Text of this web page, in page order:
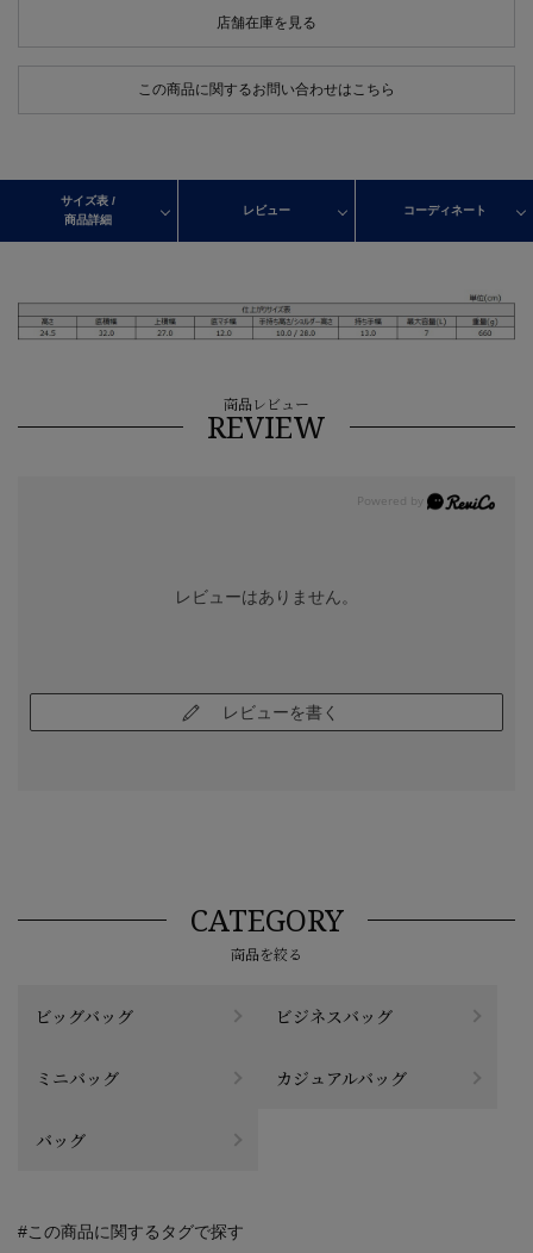
店舗在庫を見る
この商品に関するお問い合わせはこちら
サイズ表 /
商品詳細
レビュー コーディネート
商品レビュー
REVIEW
レビューはありません。
レビューを書く
CATEGORY
商品を絞る
ビッグバッグ ビジネスバッグ
ミニバッグ カジュアルバッグ
バッグ
#この商品に関するタグで探す